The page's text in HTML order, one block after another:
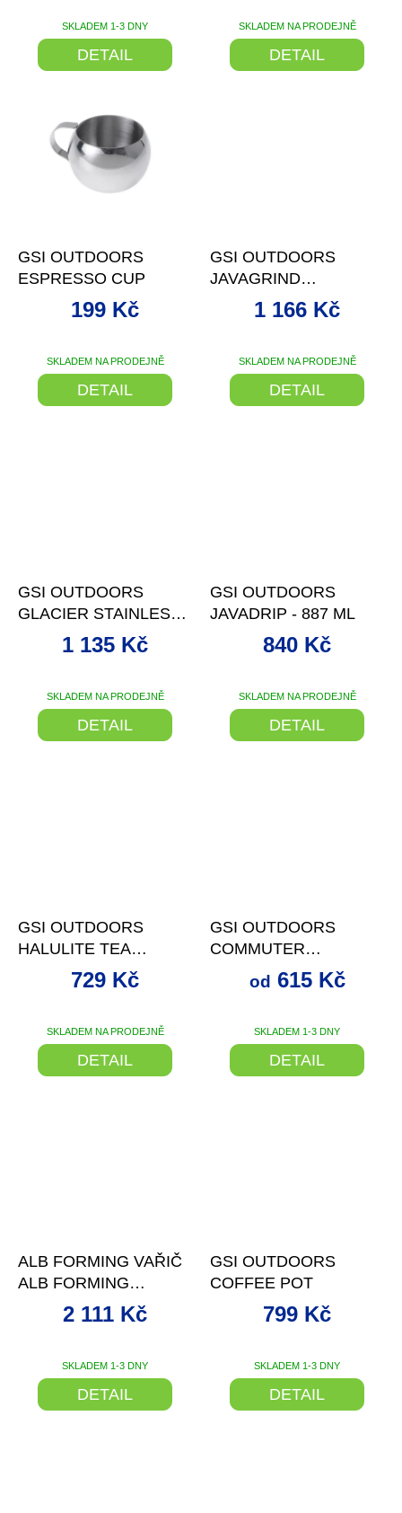
SKLADEM 1-3 DNY
DETAIL
SKLADEM NA PRODEJNĚ
DETAIL
GSI OUTDOORS
ESPRESSO CUP
SKLADEM NA PRODEJNĚ
199 Kč
DETAIL
GSI OUTDOORS
JAVAGRIND
POUROVER SET
SKLADEM NA PRODEJNĚ
1 166 Kč
DETAIL
GSI OUTDOORS
GLACIER STAINLESS
JAVAPRESS - 976ML
SKLADEM NA PRODEJNĚ
1 135 Kč
DETAIL
GSI OUTDOORS
JAVADRIP - 887 ML
SKLADEM NA PRODEJNĚ
840 Kč
DETAIL
GSI OUTDOORS
HALULITE TEA
KETTLE
SKLADEM NA PRODEJNĚ
729 Kč
DETAIL
GSI OUTDOORS
COMMUTER
JAVAPRESS
SKLADEM 1-3 DNY
od 615 Kč
DETAIL
ALB FORMING VAŘIČ
ALB FORMING
SAMOVAR 0,5L
VELIKOST 1,2 L
SKLADEM 1-3 DNY
2 111 Kč
DETAIL
GSI OUTDOORS
COFFEE POT
Průměrné
hodnocení
produktu
SKLADEM 1-3 DNY
799 Kč
DETAIL